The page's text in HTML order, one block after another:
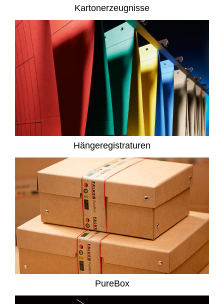
Kartonerzeugnisse
Hängeregistraturen
PureBox